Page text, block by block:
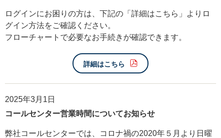
ログインにお困りの方は、下記の「詳細はこちら」よりロ
グイン方法をご確認ください。
フローチャートで必要なお手続きが確認できます。
詳細はこちら
2025年3月1日
コールセンター営業時間についてお知らせ
弊社コールセンターでは、コロナ禍の2020年５月より日曜